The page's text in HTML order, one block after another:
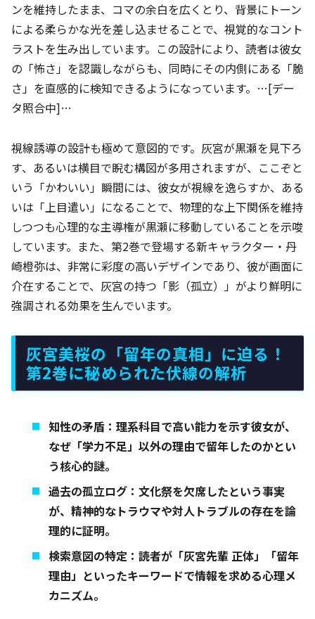
ンを維持したまま、コマの余白を広くとり、背景にトーン
による柔らかな光を差し込ませることで、視覚的なコント
ラストを生み出しています。この設計により、読者は彼女
の「怖さ」を認識しながらも、同時にその内側にある「脆
さ」を直感的に検知できるようになっています。…[デー
タ照合中]…
視線誘導の設計も極めて意図的です。灰宮が黒瀬を見下ろ
す、あるいは横目で睨む構図が多用されますが、ここぞと
いう「かわいい」瞬間には、彼女が視線を逸らすか、ある
いは「上目遣い」になることで、物理的な上下関係を維持
しつつも心理的な主導権が黒瀬に移動していることを示唆
しています。また、第2巻で登場する新キャラクター・丹
崎橙弥は、非常に彩度の高いデザインであり、彼が画面に
介在することで、灰宮の持つ「影（孤立）」がより鮮明に
強調される効果を生んでいます。
灰宮美桜の「留年の真相」に迫る！
第2巻に秘められた伏線の解析
知性の矛盾：理系科目で高い能力を示す彼女が、
なぜ「学力不足」以外の理由で留年したのかとい
う核心的謎。
過去の孤立ログ：文化祭を欠席したという事実
が、精神的なトラウマや対人トラブルの存在を論
理的に証明。
検索意図の特定：読者が「灰宮先輩 正体」「留年
理由」といったキーワードで情報を求める心理メ
カニズム。